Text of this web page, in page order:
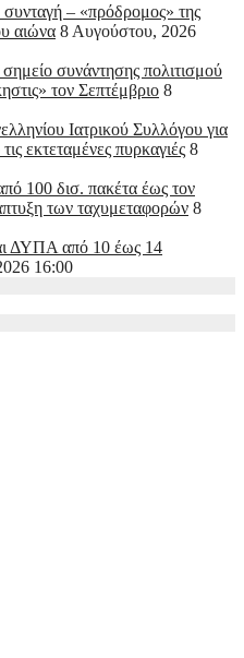
– «πρόδρομος» της
αιώνα 8 Αυγούστου, 2026
συνάντησης πολιτισμού
τον Σεπτέμβριο 8
Ιατρικού Συλλόγου για
εκτεταμένες πυρκαγιές 8
100 δισ. πακέτα έως τον
των ταχυμεταφορών 8
ΔΥΠΑ από 10 έως 14
16:00